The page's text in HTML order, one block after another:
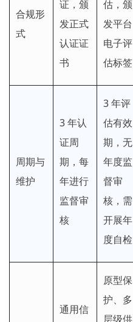
合规形
式
证，颁
发正式
认证证
书
估，颁
发平台
电子评
估标签
周期与
维护
3 年认
证周
期，每
年进行
监督审
核
3 年评
估有效
期，无
年度监
督审
核，需
开展年
度自检
通用信
原型保
护、多
层级供